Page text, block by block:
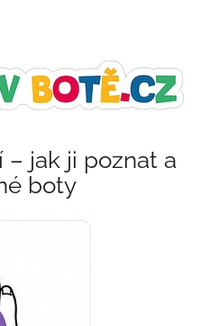
jak ji poznat a
boty